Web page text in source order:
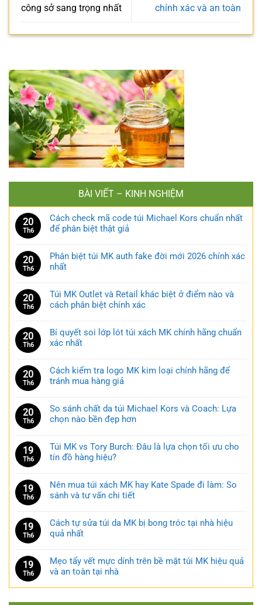
công sở sang trọng nhất
chính xác và an toàn
BÀI VIẾT – KINH NGHIỆM
20
Th6
Cách check mã code túi Michael Kors chuẩn nhất
để phân biệt thật giả
20
Th6
Phân biệt túi MK auth fake đời mới 2026 chính xác
nhất
20
Th6
Túi MK Outlet và Retail khác biệt ở điểm nào và
cách phân biệt chính xác
20
Th6
Bí quyết soi lớp lót túi xách MK chính hãng chuẩn
xác nhất
20
Th6
Cách kiểm tra logo MK kim loại chính hãng để
tránh mua hàng giả
20
Th6
So sánh chất da túi Michael Kors và Coach: Lựa
chọn nào bền đẹp hơn
19
Th6
Túi MK vs Tory Burch: Đâu là lựa chọn tối ưu cho
tín đồ hàng hiệu?
19
Th6
Nên mua túi xách MK hay Kate Spade đi làm: So
sánh và tư vấn chi tiết
19
Th6
Cách tự sửa túi da MK bị bong tróc tại nhà hiệu
quả nhất
19
Th6
Mẹo tẩy vết mực dính trên bề mặt túi MK hiệu quả
và an toàn tại nhà